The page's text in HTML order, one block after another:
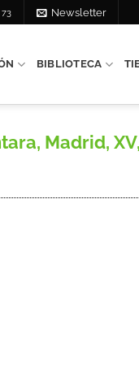
Newsletter
BIBLIOTECA
Madrid,